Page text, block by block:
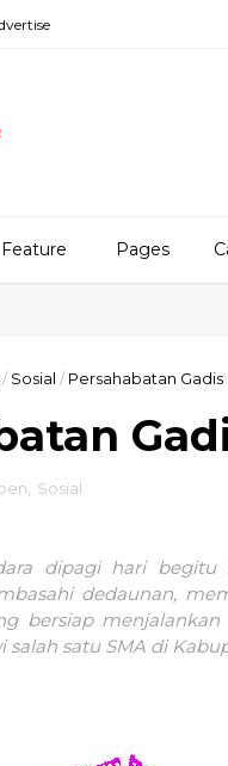
Feature Pages
/ Sosial / Persahabatan
Sosial
dipagi hari
dedaunan,
bersiap
salah satu SMA di